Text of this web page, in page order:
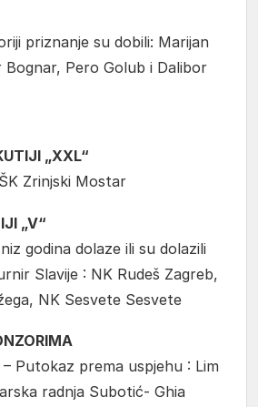
priznanje su dobili: Marijan
Bognar, Pero Golub i Dalibor
„XXL“
Zrinjski Mostar
„V“
godina dolaze ili su dolazili
Slavije : NK Rudeš Zagreb,
NK Sesvete Sesvete
Putokaz prema uspjehu : Lim
radnja Subotić- Ghia